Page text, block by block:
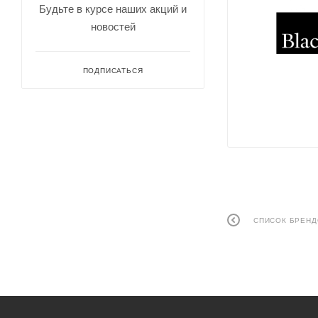
СПИСОК
Будьте в курсе наших акций и
новостей
ПОДПИСАТЬСЯ